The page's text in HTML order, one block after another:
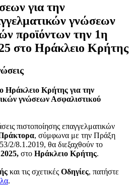
για την
γνώσεων
προϊόντων την 1η
στο Ηράκλειο Κρήτης
Ηράκλειο Κρήτης για την
γνώσεων Ασφαλιστικού
πιστοποίησης επαγγελματικών
, σύμφωνα με την Πράξη
2/8.1.2019, θα διεξαχθούν το
στο Ηράκλειο Κρήτης.
και τις σχετικές Οδηγίες, πατήστε
.